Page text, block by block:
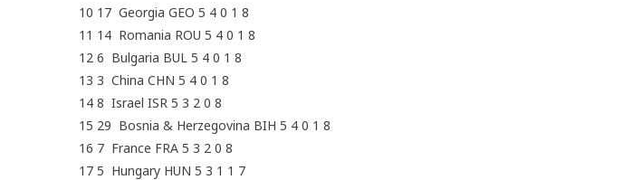
10 17 Georgia GEO 5 4 0 1 8
11 14 Romania ROU 5 4 0 1 8
12 6 Bulgaria BUL 5 4 0 1 8
13 3 China CHN 5 4 0 1 8
14 8 Israel ISR 5 3 2 0 8
15 29 Bosnia & Herzegovina BIH 5 4 0 1 8
16 7 France FRA 5 3 2 0 8
17 5 Hungary HUN 5 3 1 1 7